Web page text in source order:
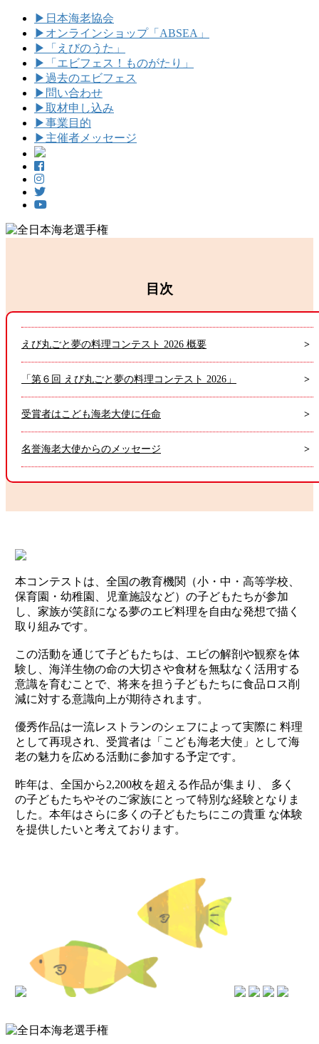
▶ 日本海老協会
▶ オンラインショップ「ABSEA」
▶
「えびのうた」
▶
「エビフェス！ものがたり」
▶過去のエビフェス
▶ 問い合わせ
▶取材申し込み
▶事業目的
▶ 主催者メッセージ
目次
えび丸ごと夢の料理コンテスト 2026 概要
「第６回 えび丸ごと夢の料理コンテスト 2026」
受賞者はこども海老大使に任命
名誉海老大使からのメッセージ
本コンテストは、全国の教育機関（小・中・高等学校、
保育園・幼稚園、児童施設など）の子どもたちが参加
し、家族が笑顔になる夢のエビ料理を自由な発想で描く
取り組みです。
この活動を通じて子どもたちは、エビの解剖や観察を体
験し、海洋生物の命の大切さや食材を無駄なく活用する
意識を育むことで、将来を担う子どもたちに食品ロス削
減に対する意識向上が期待されます。
優秀作品は一流レストランのシェフによって実際に 料理
として再現され、受賞者は「こども海老大使」として海
老の魅力を広める活動に参加する予定です。
昨年は、全国から2,200枚を超える作品が集まり、 多く
の子どもたちやそのご家族にとって特別な経験となりま
した。本年はさらに多くの子どもたちにこの貴重 な体験
を提供したいと考えております。